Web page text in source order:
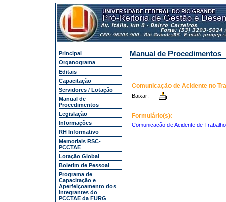
Principal
Organograma
Editais
Capacitação
Servidores / Lotação
Manual de
Procedimentos
Legislação
Informações
RH Informativo
Memoriais RSC-
PCCTAE
Lotação Global
Boletim de Pessoal
Programa de
Capacitação e
Aperfeiçoamento dos
Integrantes do
PCCTAE da FURG
Manual de Procedimentos
Comunicação de Acidente no
Baixar:
Formulário(s):
Comunicação de Acidente de